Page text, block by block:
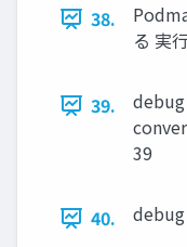
38.
る 実
39.
debug
39
40. debug